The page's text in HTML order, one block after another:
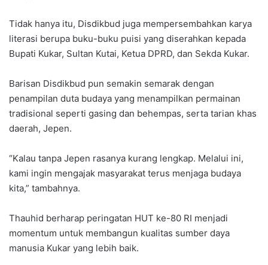
Tidak hanya itu, Disdikbud juga mempersembahkan karya
literasi berupa buku-buku puisi yang diserahkan kepada
Bupati Kukar, Sultan Kutai, Ketua DPRD, dan Sekda Kukar.
Barisan Disdikbud pun semakin semarak dengan
penampilan duta budaya yang menampilkan permainan
tradisional seperti gasing dan behempas, serta tarian khas
daerah, Jepen.
“Kalau tanpa Jepen rasanya kurang lengkap. Melalui ini,
kami ingin mengajak masyarakat terus menjaga budaya
kita,” tambahnya.
Thauhid berharap peringatan HUT ke-80 RI menjadi
momentum untuk membangun kualitas sumber daya
manusia Kukar yang lebih baik.